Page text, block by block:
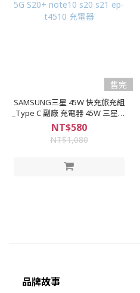
售完
SAMSUNG三星 45W 快充旅充組
_Type C 副廠 充電器 45W 三星充
電器 雙Type C傳輸線 Note10+
5G S20+ note10 s20 s21 ep-
t4510 充電器
NT$580
NT$1,080
品牌故事